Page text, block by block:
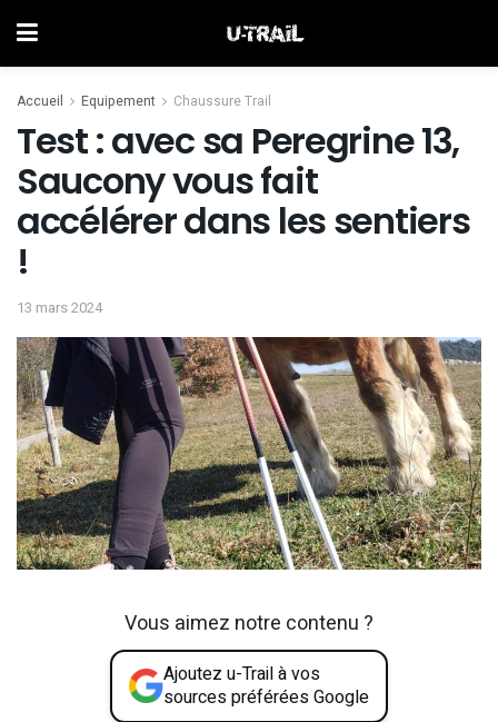
Accueil Equipement Chaussure Trail
Test : avec sa Peregrine 13,
Saucony vous fait
accélérer dans les sentiers
!
13 mars 2024
Vous aimez notre contenu ?
Ajoutez u-Trail à vos
sources préférées Google